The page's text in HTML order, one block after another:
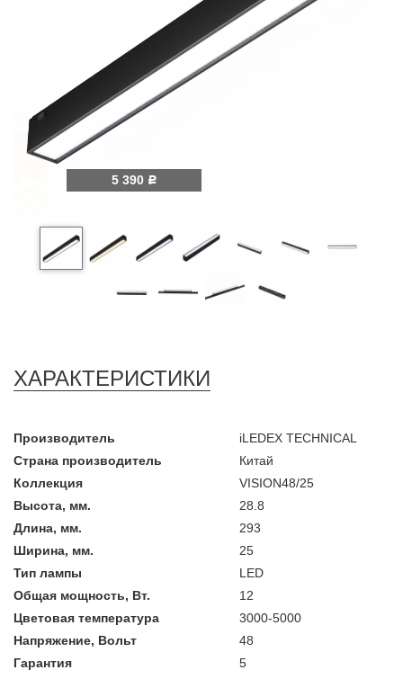
5 390 Р
ХАРАКТЕРИСТИКИ
Производитель
iLEDEX TECHNICAL
Страна производитель
Китай
Коллекция
VISION48/25
Высота, мм.
28.8
Длина, мм.
293
Ширина, мм.
25
Тип лампы
LED
Общая мощность, Вт.
12
Цветовая температура
3000-5000
Напряжение, Вольт
48
Гарантия
5